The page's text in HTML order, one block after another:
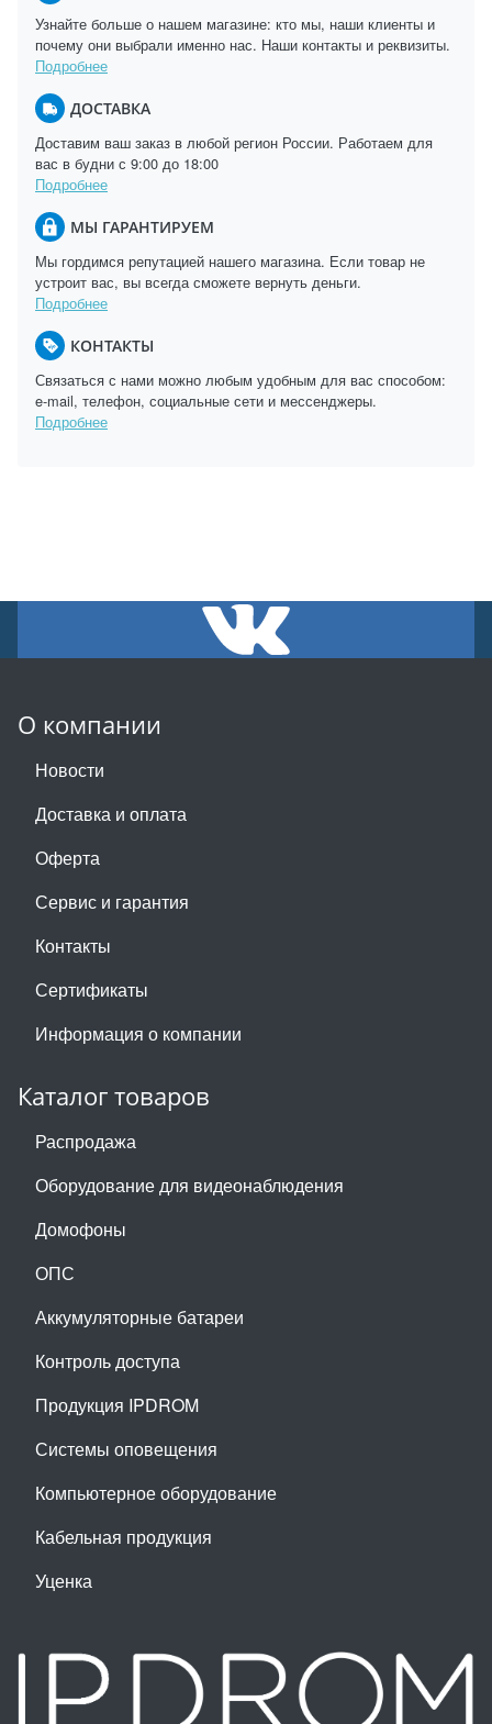
Узнайте больше о нашем магазине: кто мы, наши клиенты и
почему они выбрали именно нас. Наши контакты и реквизиты.
Подробнее
ДОСТАВКА
Доставим ваш заказ в любой регион России. Работаем для
вас в будни с 9:00 до 18:00
Подробнее
МЫ ГАРАНТИРУЕМ
Мы гордимся репутацией нашего магазина. Если товар не
устроит вас, вы всегда сможете вернуть деньги.
Подробнее
КОНТАКТЫ
Связаться с нами можно любым удобным для вас способом:
e-mail, телефон, социальные сети и мессенджеры.
Подробнее
О компании
Новости
Доставка и оплата
Оферта
Сервис и гарантия
Контакты
Сертификаты
Информация о компании
Каталог товаров
Распродажа
Оборудование для видеонаблюдения
Домофоны
ОПС
Аккумуляторные батареи
Контроль доступа
Продукция IPDROM
Системы оповещения
Компьютерное оборудование
Кабельная продукция
Уценка